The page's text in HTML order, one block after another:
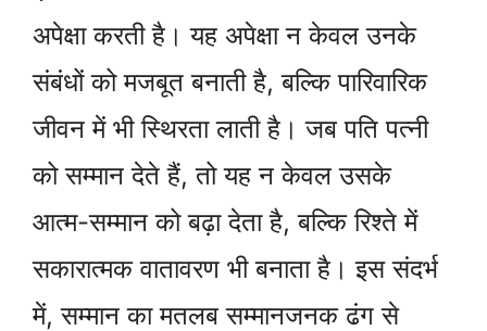
अपेक्षा करती है। यह अपेक्षा न केवल उनके
संबंधों को मजबूत बनाती है, बल्कि पारिवारिक
जीवन में भी स्थिरता लाती है। जब पति पत्नी
को सम्मान देते हैं, तो यह न केवल उसके
आत्म-सम्मान को बढ़ा देता है, बल्कि रिश्ते में
सकारात्मक वातावरण भी बनाता है। इस संदर्भ
में, सम्मान का मतलब सम्मानजनक ढंग से